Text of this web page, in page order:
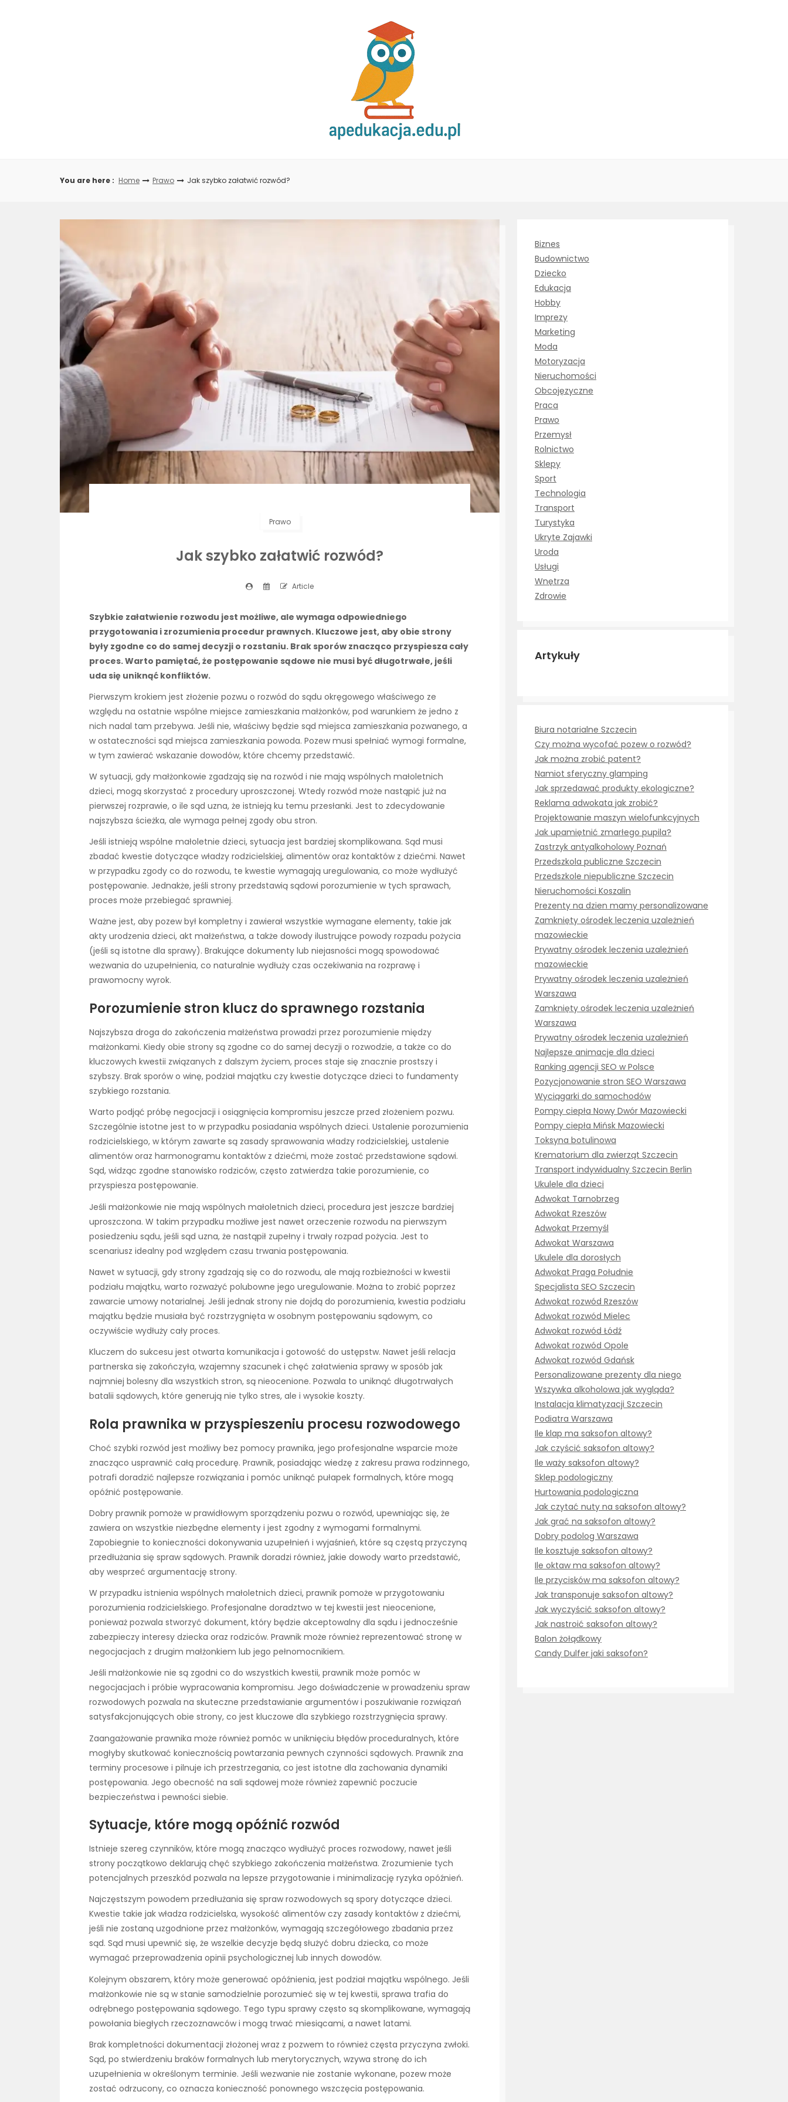
You are here : Home Prawo Jak szybko załatwić rozwód?
Prawo
Jak szybko załatwić rozwód?
Article
Szybkie załatwienie rozwodu jest możliwe, ale wymaga odpowiedniego
przygotowania i zrozumienia procedur prawnych. Kluczowe jest, aby obie strony
były zgodne co do samej decyzji o rozstaniu. Brak sporów znacząco przyspiesza cały
proces. Warto pamiętać, że postępowanie sądowe nie musi być długotrwałe, jeśli
uda się uniknąć konfliktów.
Pierwszym krokiem jest złożenie pozwu o rozwód do sądu okręgowego właściwego ze
względu na ostatnie wspólne miejsce zamieszkania małżonków, pod warunkiem że jedno z
nich nadal tam przebywa. Jeśli nie, właściwy będzie sąd miejsca zamieszkania pozwanego, a
w ostateczności sąd miejsca zamieszkania powoda. Pozew musi spełniać wymogi formalne,
w tym zawierać wskazanie dowodów, które chcemy przedstawić.
W sytuacji, gdy małżonkowie zgadzają się na rozwód i nie mają wspólnych małoletnich
dzieci, mogą skorzystać z procedury uproszczonej. Wtedy rozwód może nastąpić już na
pierwszej rozprawie, o ile sąd uzna, że istnieją ku temu przesłanki. Jest to zdecydowanie
najszybsza ścieżka, ale wymaga pełnej zgody obu stron.
Jeśli istnieją wspólne małoletnie dzieci, sytuacja jest bardziej skomplikowana. Sąd musi
zbadać kwestie dotyczące władzy rodzicielskiej, alimentów oraz kontaktów z dziećmi. Nawet
w przypadku zgody co do rozwodu, te kwestie wymagają uregulowania, co może wydłużyć
postępowanie. Jednakże, jeśli strony przedstawią sądowi porozumienie w tych sprawach,
proces może przebiegać sprawniej.
Ważne jest, aby pozew był kompletny i zawierał wszystkie wymagane elementy, takie jak
akty urodzenia dzieci, akt małżeństwa, a także dowody ilustrujące powody rozpadu pożycia
(jeśli są istotne dla sprawy). Brakujące dokumenty lub niejasności mogą spowodować
wezwania do uzupełnienia, co naturalnie wydłuży czas oczekiwania na rozprawę i
prawomocny wyrok.
Porozumienie stron klucz do sprawnego rozstania
Najszybsza droga do zakończenia małżeństwa prowadzi przez porozumienie między
małżonkami. Kiedy obie strony są zgodne co do samej decyzji o rozwodzie, a także co do
kluczowych kwestii związanych z dalszym życiem, proces staje się znacznie prostszy i
szybszy. Brak sporów o winę, podział majątku czy kwestie dotyczące dzieci to fundamenty
szybkiego rozstania.
Warto podjąć próbę negocjacji i osiągnięcia kompromisu jeszcze przed złożeniem pozwu.
Szczególnie istotne jest to w przypadku posiadania wspólnych dzieci. Ustalenie porozumienia
rodzicielskiego, w którym zawarte są zasady sprawowania władzy rodzicielskiej, ustalenie
alimentów oraz harmonogramu kontaktów z dziećmi, może zostać przedstawione sądowi.
Sąd, widząc zgodne stanowisko rodziców, często zatwierdza takie porozumienie, co
przyspiesza postępowanie.
Jeśli małżonkowie nie mają wspólnych małoletnich dzieci, procedura jest jeszcze bardziej
uproszczona. W takim przypadku możliwe jest nawet orzeczenie rozwodu na pierwszym
posiedzeniu sądu, jeśli sąd uzna, że nastąpił zupełny i trwały rozpad pożycia. Jest to
scenariusz idealny pod względem czasu trwania postępowania.
Nawet w sytuacji, gdy strony zgadzają się co do rozwodu, ale mają rozbieżności w kwestii
podziału majątku, warto rozważyć polubowne jego uregulowanie. Można to zrobić poprzez
zawarcie umowy notarialnej. Jeśli jednak strony nie dojdą do porozumienia, kwestia podziału
majątku będzie musiała być rozstrzygnięta w osobnym postępowaniu sądowym, co
oczywiście wydłuży cały proces.
Kluczem do sukcesu jest otwarta komunikacja i gotowość do ustępstw. Nawet jeśli relacja
partnerska się zakończyła, wzajemny szacunek i chęć załatwienia sprawy w sposób jak
najmniej bolesny dla wszystkich stron, są nieocenione. Pozwala to uniknąć długotrwałych
batalii sądowych, które generują nie tylko stres, ale i wysokie koszty.
Rola prawnika w przyspieszeniu procesu rozwodowego
Choć szybki rozwód jest możliwy bez pomocy prawnika, jego profesjonalne wsparcie może
znacząco usprawnić całą procedurę. Prawnik, posiadając wiedzę z zakresu prawa rodzinnego,
potrafi doradzić najlepsze rozwiązania i pomóc uniknąć pułapek formalnych, które mogą
opóźnić postępowanie.
Dobry prawnik pomoże w prawidłowym sporządzeniu pozwu o rozwód, upewniając się, że
zawiera on wszystkie niezbędne elementy i jest zgodny z wymogami formalnymi.
Zapobiegnie to konieczności dokonywania uzupełnień i wyjaśnień, które są częstą przyczyną
przedłużania się spraw sądowych. Prawnik doradzi również, jakie dowody warto przedstawić,
aby wesprzeć argumentację strony.
W przypadku istnienia wspólnych małoletnich dzieci, prawnik pomoże w przygotowaniu
porozumienia rodzicielskiego. Profesjonalne doradztwo w tej kwestii jest nieocenione,
ponieważ pozwala stworzyć dokument, który będzie akceptowalny dla sądu i jednocześnie
zabezpieczy interesy dziecka oraz rodziców. Prawnik może również reprezentować stronę w
negocjacjach z drugim małżonkiem lub jego pełnomocnikiem.
Jeśli małżonkowie nie są zgodni co do wszystkich kwestii, prawnik może pomóc w
negocjacjach i próbie wypracowania kompromisu. Jego doświadczenie w prowadzeniu spraw
rozwodowych pozwala na skuteczne przedstawianie argumentów i poszukiwanie rozwiązań
satysfakcjonujących obie strony, co jest kluczowe dla szybkiego rozstrzygnięcia sprawy.
Zaangażowanie prawnika może również pomóc w uniknięciu błędów proceduralnych, które
mogłyby skutkować koniecznością powtarzania pewnych czynności sądowych. Prawnik zna
terminy procesowe i pilnuje ich przestrzegania, co jest istotne dla zachowania dynamiki
postępowania. Jego obecność na sali sądowej może również zapewnić poczucie
bezpieczeństwa i pewności siebie.
Sytuacje, które mogą opóźnić rozwód
Istnieje szereg czynników, które mogą znacząco wydłużyć proces rozwodowy, nawet jeśli
strony początkowo deklarują chęć szybkiego zakończenia małżeństwa. Zrozumienie tych
potencjalnych przeszkód pozwala na lepsze przygotowanie i minimalizację ryzyka opóźnień.
Najczęstszym powodem przedłużania się spraw rozwodowych są spory dotyczące dzieci.
Kwestie takie jak władza rodzicielska, wysokość alimentów czy zasady kontaktów z dziećmi,
jeśli nie zostaną uzgodnione przez małżonków, wymagają szczegółowego zbadania przez
sąd. Sąd musi upewnić się, że wszelkie decyzje będą służyć dobru dziecka, co może
wymagać przeprowadzenia opinii psychologicznej lub innych dowodów.
Kolejnym obszarem, który może generować opóźnienia, jest podział majątku wspólnego. Jeśli
małżonkowie nie są w stanie samodzielnie porozumieć się w tej kwestii, sprawa trafia do
odrębnego postępowania sądowego. Tego typu sprawy często są skomplikowane, wymagają
powołania biegłych rzeczoznawców i mogą trwać miesiącami, a nawet latami.
Brak kompletności dokumentacji złożonej wraz z pozwem to również częsta przyczyna zwłoki.
Sąd, po stwierdzeniu braków formalnych lub merytorycznych, wzywa stronę do ich
uzupełnienia w określonym terminie. Jeśli wezwanie nie zostanie wykonane, pozew może
zostać odrzucony, co oznacza konieczność ponownego wszczęcia postępowania.
Biznes
Budownictwo
Dziecko
Edukacja
Hobby
Imprezy
Marketing
Moda
Motoryzacja
Nieruchomości
Obcojęzyczne
Praca
Prawo
Przemysł
Rolnictwo
Sklepy
Sport
Technologia
Transport
Turystyka
Ukryte Zajawki
Uroda
Usługi
Wnętrza
Zdrowie
Artykuły
Biura notarialne Szczecin
Czy można wycofać pozew o rozwód?
Jak można zrobić patent?
Namiot sferyczny glamping
Jak sprzedawać produkty ekologiczne?
Reklama adwokata jak zrobić?
Projektowanie maszyn wielofunkcyjnych
Jak upamiętnić zmarłego pupila?
Zastrzyk antyalkoholowy Poznań
Przedszkola publiczne Szczecin
Przedszkole niepubliczne Szczecin
Nieruchomości Koszalin
Prezenty na dzien mamy personalizowane
Zamknięty ośrodek leczenia uzależnień
mazowieckie
Prywatny ośrodek leczenia uzależnień
mazowieckie
Prywatny ośrodek leczenia uzależnień
Warszawa
Zamknięty ośrodek leczenia uzależnień
Warszawa
Prywatny ośrodek leczenia uzależnień
Najlepsze animacje dla dzieci
Ranking agencji SEO w Polsce
Pozycjonowanie stron SEO Warszawa
Wyciągarki do samochodów
Pompy ciepła Nowy Dwór Mazowiecki
Pompy ciepła Mińsk Mazowiecki
Toksyna botulinowa
Krematorium dla zwierząt Szczecin
Transport indywidualny Szczecin Berlin
Ukulele dla dzieci
Adwokat Tarnobrzeg
Adwokat Rzeszów
Adwokat Przemyśl
Adwokat Warszawa
Ukulele dla dorosłych
Adwokat Praga Południe
Specjalista SEO Szczecin
Adwokat rozwód Rzeszów
Adwokat rozwód Mielec
Adwokat rozwód Łódź
Adwokat rozwód Opole
Adwokat rozwód Gdańsk
Personalizowane prezenty dla niego
Wszywka alkoholowa jak wygląda?
Instalacja klimatyzacji Szczecin
Podiatra Warszawa
Ile klap ma saksofon altowy?
Jak czyścić saksofon altowy?
Ile waży saksofon altowy?
Sklep podologiczny
Hurtowania podologiczna
Jak czytać nuty na saksofon altowy?
Jak grać na saksofon altowy?
Dobry podolog Warszawa
Ile kosztuje saksofon altowy?
Ile oktaw ma saksofon altowy?
Ile przycisków ma saksofon altowy?
Jak transponuje saksofon altowy?
Jak wyczyścić saksofon altowy?
Jak nastroić saksofon altowy?
Balon żołądkowy
Candy Dulfer jaki saksofon?